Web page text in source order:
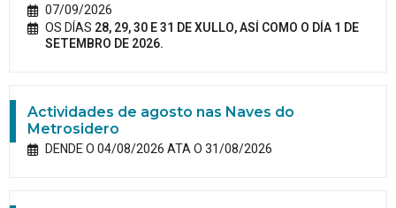
07/09/2026
OS DÍAS 28, 29, 30 E 31 DE XULLO, ASÍ COMO O DÍA 1 DE
SETEMBRO DE 2026.
Actividades de agosto nas Naves do
Metrosidero
DENDE O 04/08/2026 ATA O 31/08/2026